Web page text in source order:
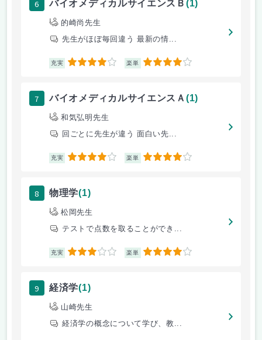
6 バイオメディカルサイエンスＢ (1)
的崎尚先生
先生がほぼ毎回違う 最新の情...
充実 4 楽単 4
7 バイオメディカルサイエンスＡ (1)
和気弘明先生
回ごとに先生が違う 面白い先...
充実 4 楽単 4
8 物理学(1)
松岡先生
テストで点数を取ることができ...
充実 3 楽単 4
9 経済学(1)
山崎先生
経済学の概念について学び、教...